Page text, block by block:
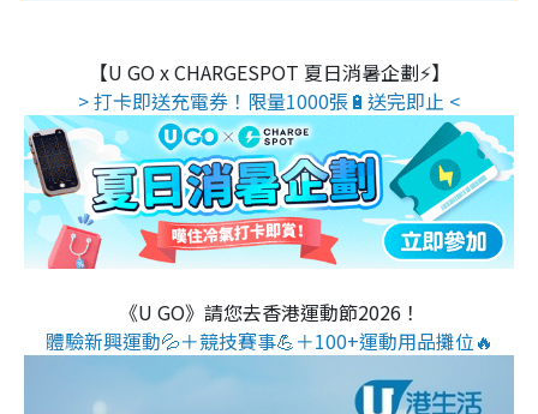
【U GO x CHARGESPOT 夏日消暑企劃⚡】
> 打卡即送充電券！限量1000張🔋送完即止 <
《U GO》請您去香港運動節2026！
體驗新興運動💦＋競技賽事💪＋100+運動用品攤位🔥